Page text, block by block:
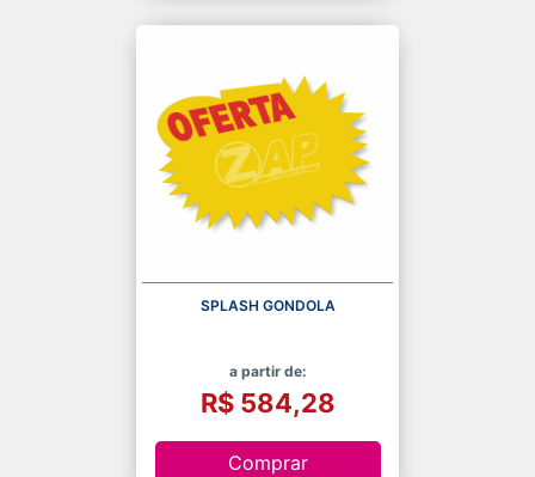
SPLASH GONDOLA
a partir de:
R$ 584,28
Comprar